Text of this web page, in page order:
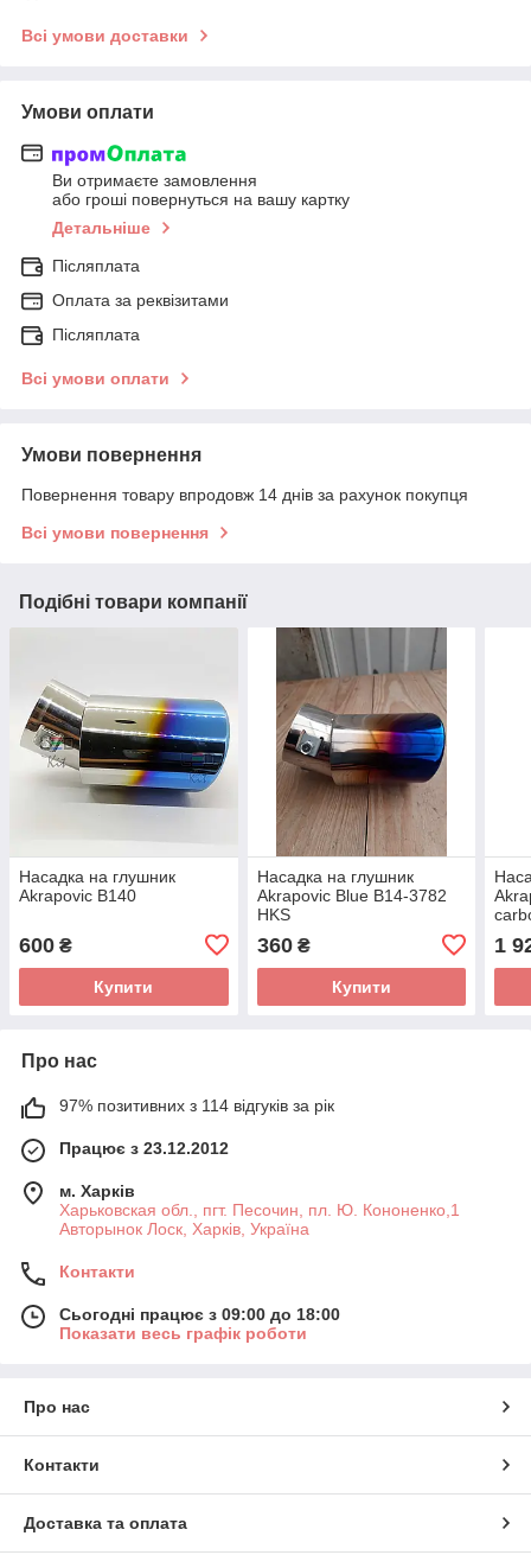
Всі умови доставки
Умови оплати
Ви отримаєте замовлення
або гроші повернуться на вашу картку
Детальніше
Післяплата
Оплата за реквізитами
Післяплата
Всі умови оплати
Умови повернення
Повернення товару впродовж 14 днів за рахунок покупця
Всі умови повернення
Подібні товари компанії
Насадка на глушник
Akrapovic В140
600 ₴
Купити
Насадка на глушник
Akrapovic Blue B14-3782
HKS
360₴
Купити
1
Про нас
97% позитивних з 114 відгуків за рік
Працює з 23.12.2012
м. Харків
Харьковская обл., пгт. Песочин, пл. Ю. Кононенко,1
Авторынок Лоск, Харків, Україна
Контакти
Сьогодні працює з 09:00 до 18:00
Показати весь графік роботи
Про нас
Контакти
Доставка та оплата